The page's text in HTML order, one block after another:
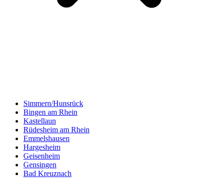
Simmern/Hunsrück
Bingen am Rhein
Kastellaun
Rüdesheim am Rhein
Emmelshausen
Hargesheim
Geisenheim
Gensingen
Bad Kreuznach